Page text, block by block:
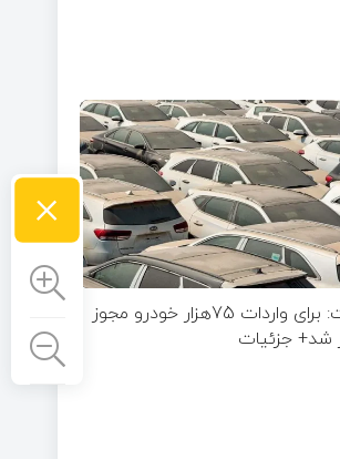
صمت: برای واردات 75هزار خودرو مجوز
شد+ جزئیات
×